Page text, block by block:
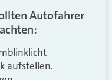
Autofahrer
aufstellen.